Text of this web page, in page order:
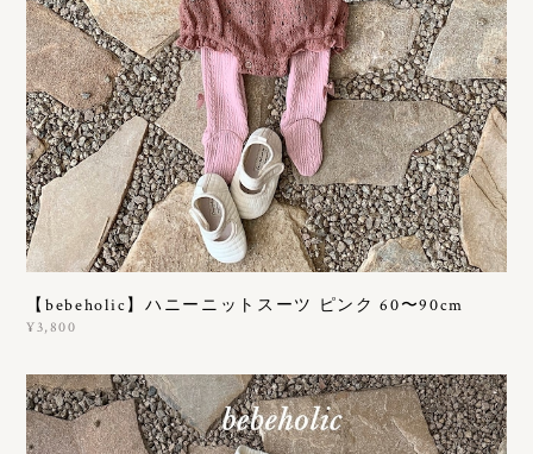
【bebeholic】ハニーニットスーツ ピンク 60〜90cm
¥3,800